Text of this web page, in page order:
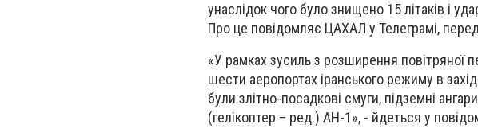
унаслідок чого було знищено 15 літаків і
Про це повідомляє ЦАХАЛ у Телеграмі,
«У рамках зусиль з розширення повітряної
шести аеропортах іранського режиму в
були злітно-посадкові смуги, підземні
(гелікоптер – ред.) AH-1», - йдеться у